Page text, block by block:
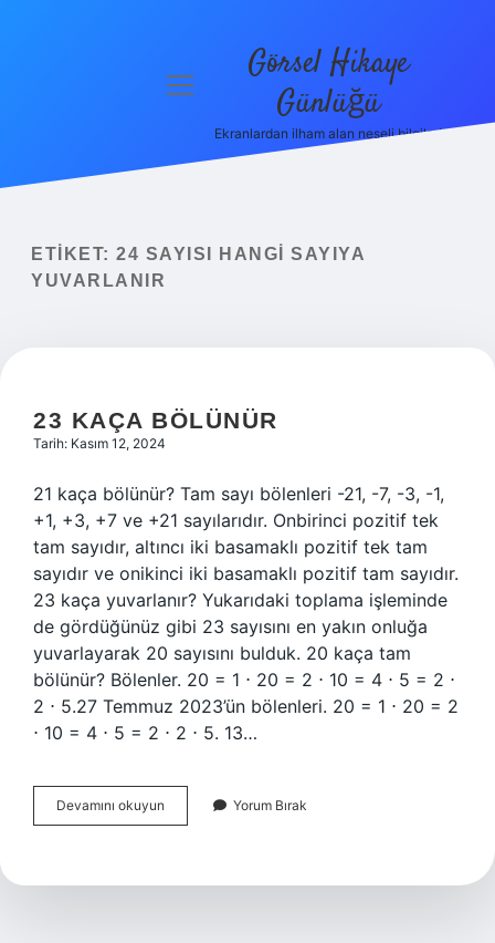
Yasal Uyarı
menüyü
Görsel Hikaye
Günlüğü
Ekranlardan ilham alan neşeli bilgiler!
ETIKET: 24 SAYISI HANGI SAYIYA
YUVARLANIR
23 KAÇA BÖLÜNÜR
Tarih: Kasım 12, 2024
21 kaça bölünür? Tam sayı bölenleri -21, -7, -3, -1,
+1, +3, +7 ve +21 sayılarıdır. Onbirinci pozitif tek
tam sayıdır, altıncı iki basamaklı pozitif tek tam
sayıdır ve onikinci iki basamaklı pozitif tam sayıdır.
23 kaça yuvarlanır? Yukarıdaki toplama işleminde
de gördüğünüz gibi 23 sayısını en yakın onluğa
yuvarlayarak 20 sayısını bulduk. 20 kaça tam
bölünür? Bölenler. 20 = 1 ⋅ 20 = 2 ⋅ 10 = 4 ⋅ 5 = 2 ⋅
2 ⋅ 5.27 Temmuz 2023’ün bölenleri. 20 = 1 ⋅ 20 = 2
⋅ 10 = 4 ⋅ 5 = 2 ⋅ 2 ⋅ 5. 13…
Devamını okuyun
Kaça
Yorum Bırak